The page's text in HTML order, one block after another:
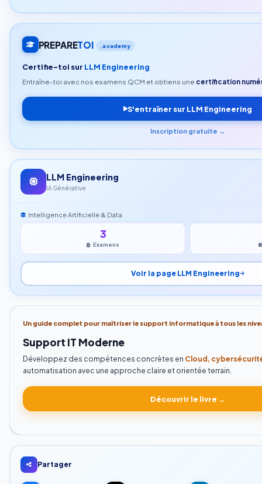
PREPARETOI .academy
Certifie-toi sur LLM Engineering
Entraîne-toi avec nos examens QCM et obtiens une certification
S'entraîner sur LLM Engineering
Inscription gratuite →
LLM Engineering
IA Générative
Intelligence Artificielle & Data
3
Examens
Voir la page LLM Engineering
Un guide complet pour maîtriser le support informatique à tous les
Support IT Moderne
Développez des compétences concrètes en Cloud,
automatisation avec une approche claire et orientée terrain.
Découvrir le livre →
Partager